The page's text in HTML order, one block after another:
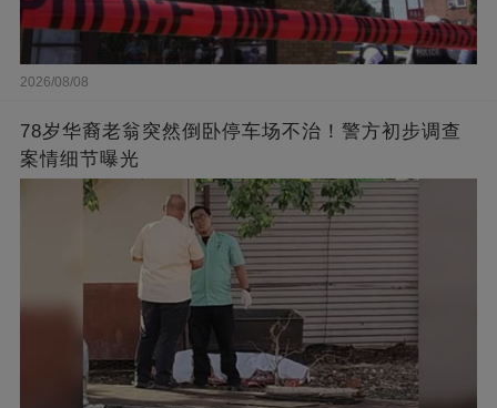
2026/08/08
78岁华裔老翁突然倒卧停车场不治！警方初步调查
案情细节曝光